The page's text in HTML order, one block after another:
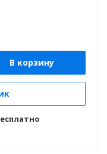
В корзину